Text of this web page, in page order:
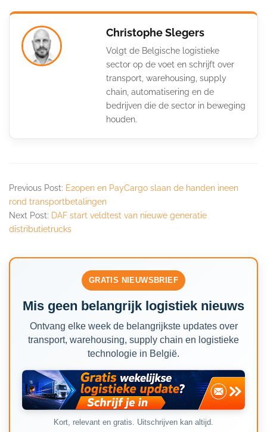
Christophe Slegers
Volgt de Belgische logistieke
sector op de voet en schrijft over
transport, warehousing, supply
chain, automatisering en de
bedrijven die de sector in beweging
houden.
Previous Post: E2open en PayCargo slaan de handen ineen
rond transportbetalingen
Next Post: DAF start veldtest van nieuwe generatie
distributietrucks
GRATIS NIEUWSBRIEF
Mis geen belangrijk logistiek nieuws
Ontvang elke week de belangrijkste updates over
transport, warehousing, supply chain en logistieke
technologie in België.
Kort, relevant en gratis. Uitschrijven kan altijd.